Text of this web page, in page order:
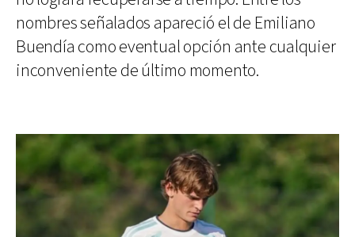
nombres señalados apareció el de Emiliano
Buendía como eventual opción ante cualquier
inconveniente de último momento.